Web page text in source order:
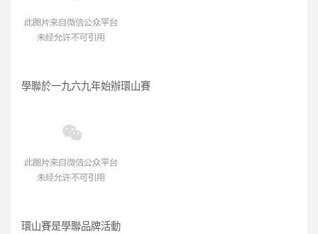
學聯於一九六九年始辦環山賽
環山賽是學聯品牌活動